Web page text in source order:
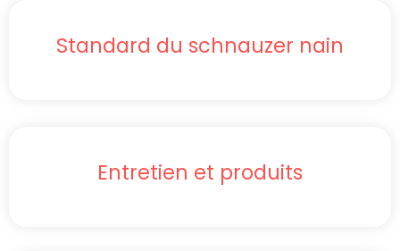
Standard du schnauzer nain
Entretien et produits